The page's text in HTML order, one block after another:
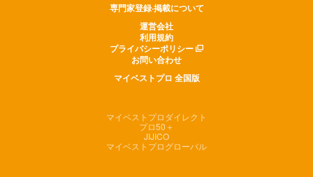
専門家登録·掲載について
運営会社
利用規約
プライバシーポリシー
お問い合わせ
マイベストプロ 全国版
マイベストプロダイレクト
プロ50＋
JIJICO
マイベストプログローバル